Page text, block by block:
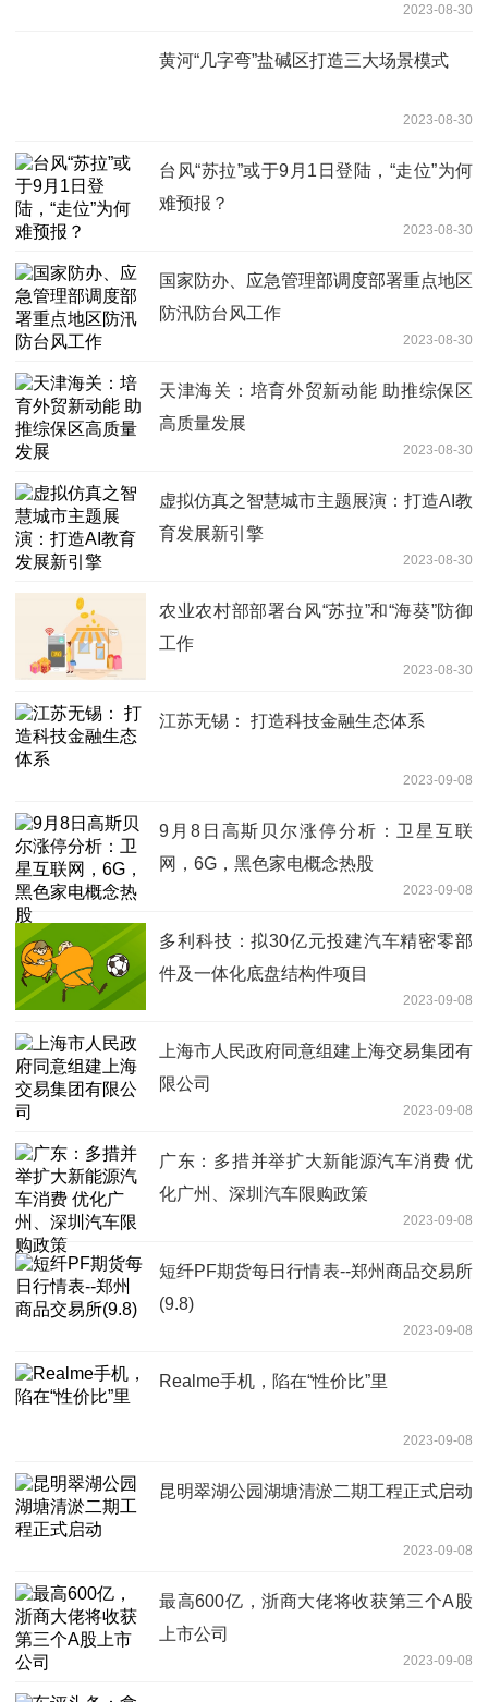
2023-08-30
黄河“几字弯”盐碱区打造三大场景模式
2023-08-30
台风“苏拉”或于9月1日登陆，“走位”为何
难预报？
2023-08-30
国家防办、应急管理部调度部署重点地区
防汛防台风工作
2023-08-30
天津海关：培育外贸新动能 助推综保区
高质量发展
2023-08-30
虚拟仿真之智慧城市主题展演：打造AI教
育发展新引擎
2023-08-30
农业农村部部署台风“苏拉”和“海葵”防御
工作
2023-08-30
江苏无锡： 打造科技金融生态体系
2023-09-08
9月8日高斯贝尔涨停分析：卫星互联
网，6G，黑色家电概念热股
2023-09-08
多利科技：拟30亿元投建汽车精密零部
件及一体化底盘结构件项目
2023-09-08
上海市人民政府同意组建上海交易集团有
限公司
2023-09-08
广东：多措并举扩大新能源汽车消费 优
化广州、深圳汽车限购政策
2023-09-08
短纤PF期货每日行情表--郑州商品交易所
(9.8)
2023-09-08
Realme手机，陷在“性价比”里
2023-09-08
昆明翠湖公园湖塘清淤二期工程正式启动
2023-09-08
最高600亿，浙商大佬将收获第三个A股
上市公司
2023-09-08